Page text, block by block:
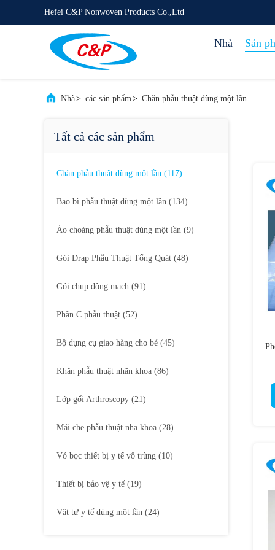
Hefei C&P Nonwoven Products Co.,Ltd
Nhà Sản
Nhà> các sản phẩm> Chăn phẫu thuật dùng một lần
Tất cả các sản phẩm
Chăn phẫu thuật dùng một lần (117)
Bao bì phẫu thuật dùng một lần (134)
Áo choàng phẫu thuật dùng một lần (9)
Gói Drap Phẫu Thuật Tổng Quát (48)
Gói chụp động mạch (91)
Phần C phẫu thuật (52)
Bộ dụng cụ giao hàng cho bé (45)
Khăn phẫu thuật nhãn khoa (86)
Lớp gối Arthroscopy (21)
Mái che phẫu thuật nha khoa (28)
Vỏ bọc thiết bị y tế vô trùng (10)
Thiết bị bảo vệ y tế (19)
Vật tư y tế dùng một lần (24)